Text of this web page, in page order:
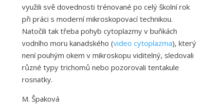
využili svě dovednosti trénované po celý školní rok
při práci s moderní mikroskopovací technikou.
Natočili tak třeba pohyb cytoplazmy v buňkách
vodního moru kanadského (video cytoplazma), který
není pouhým okem v mikroskopu viditelný, sledovali
různé typy trichomů nebo pozorovali tentakule
rosnatky.
M. Špaková